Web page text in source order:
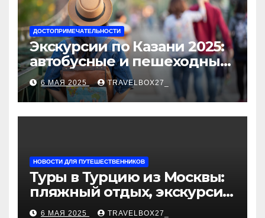
ДОСТОПРИМЕЧАТЕЛЬНОСТИ
Экскурсии по Казани 2025:
автобусные и пешеходные
туры от туроператора
«Казан360»
6 МАЯ 2025 TRAVELBOX27_
НОВОСТИ ДЛЯ ПУТЕШЕСТВЕННИКОВ
Туры в Турцию из Москвы:
пляжный отдых, экскурсии
и лучшие курорты
6 МАЯ 2025 TRAVELBOX27_